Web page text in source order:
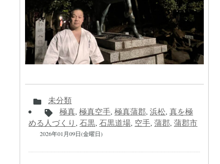
未分類
極真,極真空手,極真蒲郡,浜松,真を極
める人づくり ,石黒,石黒道場, 空手,蒲郡,蒲郡市
2026年01月09日(金曜日)